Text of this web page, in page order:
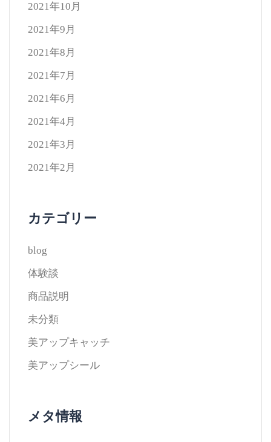
2021年10月
2021年9月
2021年8月
2021年7月
2021年6月
2021年4月
2021年3月
2021年2月
カテゴリー
blog
体験談
商品説明
未分類
美アップキャッチ
美アップシール
メタ情報